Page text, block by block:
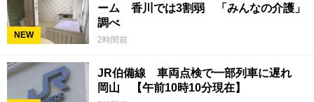
NEW
ーム 香川では3割弱 「みんなの介護」
調べ
2時間前
JR伯備線 車両点検で一部列車に遅れ
岡山 【午前10時10分現在】